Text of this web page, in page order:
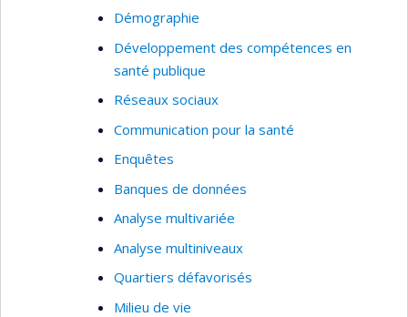
Démographie
Développement des compétences en
santé publique
Réseaux sociaux
Communication pour la santé
Enquêtes
Banques de données
Analyse multivariée
Analyse multiniveaux
Quartiers défavorisés
Milieu de vie